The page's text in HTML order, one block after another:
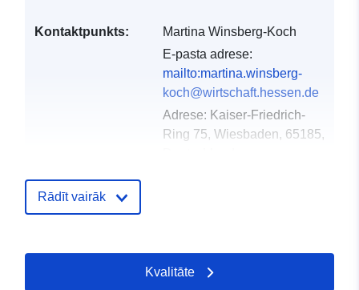
Kontaktpunkts:
Martina Winsberg-Koch
E-pasta adrese:
mailto:martina.winsberg-
koch@wirtschaft.hessen.de
Adrese: Kaiser-Friedrich-
Ring 75, Wiesbaden, 65185,
ieraksts:
2026
Jaunākā informācija par
Rādīt vairāk
Kvalitāte